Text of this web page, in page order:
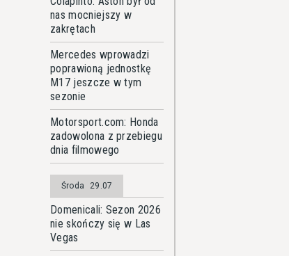
nas mocniejszy w
zakrętach
Mercedes wprowadzi
poprawioną jednostkę
M17 jeszcze w tym
sezonie
Motorsport.com: Honda
zadowolona z przebiegu
dnia filmowego
Środa 29.07
Domenicali: Sezon 2026
nie skończy się w Las
Vegas